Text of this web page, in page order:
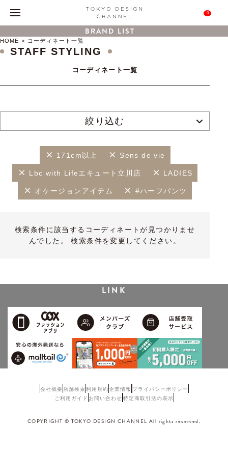
0
BRAND LIST
HOME コーディネート一覧
STAFF STYLING
コーディネート一覧
絞り込む
171cm以上 Sens de vie
Lbc with Lifeエキュート立川店 LADIES
オケージョンアイテム #ハーフパンツ
検索条件に該当するコーディネートが見つかりませ
んでした。 検索条件を変更してください。
LINK
会社概要 店舗検索利用規約企業情報 プライバシーポリシー
ご利用ガイド お問い合わせ 特定商取引法の表示
COPYRIGHT © TOKYO DESIGN CHANNEL All rights reserved.